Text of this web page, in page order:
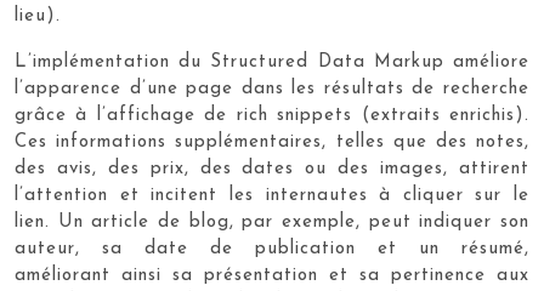
lieu).
L’implémentation du Structured Data Markup améliore
l’apparence d’une page dans les résultats de recherche
grâce à l’affichage de rich snippets (extraits enrichis).
Ces informations supplémentaires, telles que des notes,
des avis, des prix, des dates ou des images, attirent
l’attention et incitent les internautes à cliquer sur le
lien. Un article de blog, par exemple, peut indiquer son
auteur, sa date de publication et un résumé,
améliorant ainsi sa présentation et sa pertinence aux